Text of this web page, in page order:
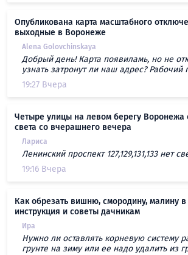
Опубликована карта масштабного
выходные в Воронеже
Alena Golovchinskaya
Добрый день! Карта появиламь, но не
узнать затронут ли наш адрес? Рабочий
19:27 Вчера
Четыре улицы на левом берегу Воронежа
света со вчерашнего вечера
Лариса
Ленинский проспект 127,129,131,133 нет
19:16 Вчера
Как обрезать вишню, смородину, малину в
инструкция и советы дачникам
Ира
Нужно ли оставлять корневую систему
грунте на зиму или ее надо удалить из